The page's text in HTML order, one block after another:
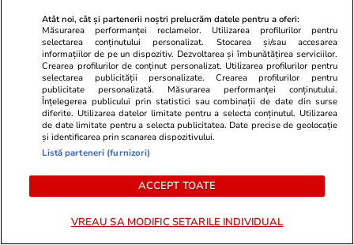
Horoscop 08 aug.
Horoscop 9 august 2026.
Vărsătorii este esențial să fie
atenți la felul în care se exprimă
față de oricine, în special față de
partenerul de cuplu
Vacanțe și
Cum poți
bun în
de o fostă
Atât noi, cât și partenerii noștri prelucrăm datele pentru a oferi:
Măsurarea performanței reclamelor. Utilizarea profilurilor pentru
selectarea conținutului personalizat. Stocarea și/sau accesarea
informațiilor de pe un dispozitiv. Dezvoltarea și îmbunătățirea serviciilor.
Crearea profilurilor de conținut personalizat. Utilizarea profilurilor pentru
selectarea publicității personalizate. Crearea profilurilor pentru
publicitate personalizată. Măsurarea performanței conținutului.
Înțelegerea publicului prin statistici sau combinații de date din surse
diferite. Utilizarea datelor limitate pentru a selecta conținutul. Utilizarea
de date limitate pentru a selecta publicitatea. Date precise de geolocație
și identificarea prin scanarea dispozitivului.
Listă parteneri (furnizori)
ACCEPT TOATE
VREAU SA MODIFIC SETARILE INDIVIDUAL